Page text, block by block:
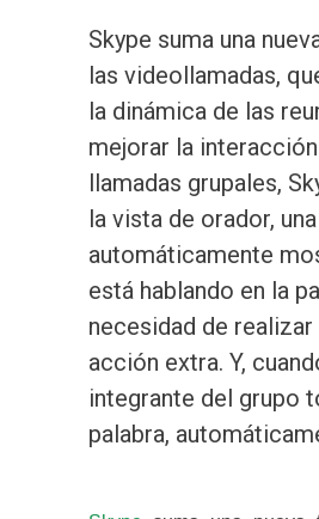
Skype suma una
las videollamadas,
la dinámica de las
mejorar la
llamadas grupales,
la vista de orador,
automáticamente
está hablando en la
necesidad de realizar
acción extra. Y,
integrante del grupo
palabra,